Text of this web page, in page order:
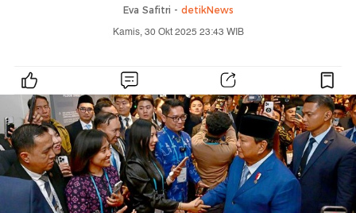
Eva Safitri - detikNews
Kamis, 30 Okt 2025 23:43 WIB